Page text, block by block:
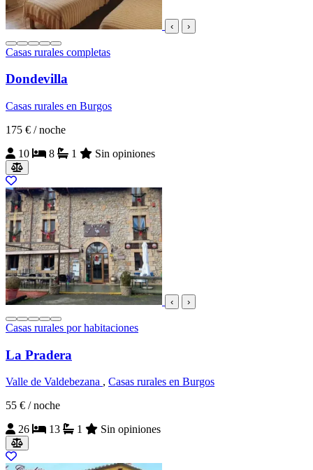
‹ ›
Casas rurales completas
Dondevilla
Casas rurales en Burgos
175 € / noche
10
8 1 Sin opiniones
‹ ›
Casas rurales por habitaciones
La Pradera
Valle de Valdebezana , Casas rurales en Burgos
55 € / noche
26
13 1 Sin opiniones